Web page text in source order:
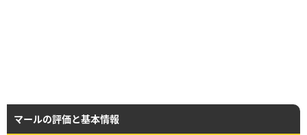
マールの評価と基本情報